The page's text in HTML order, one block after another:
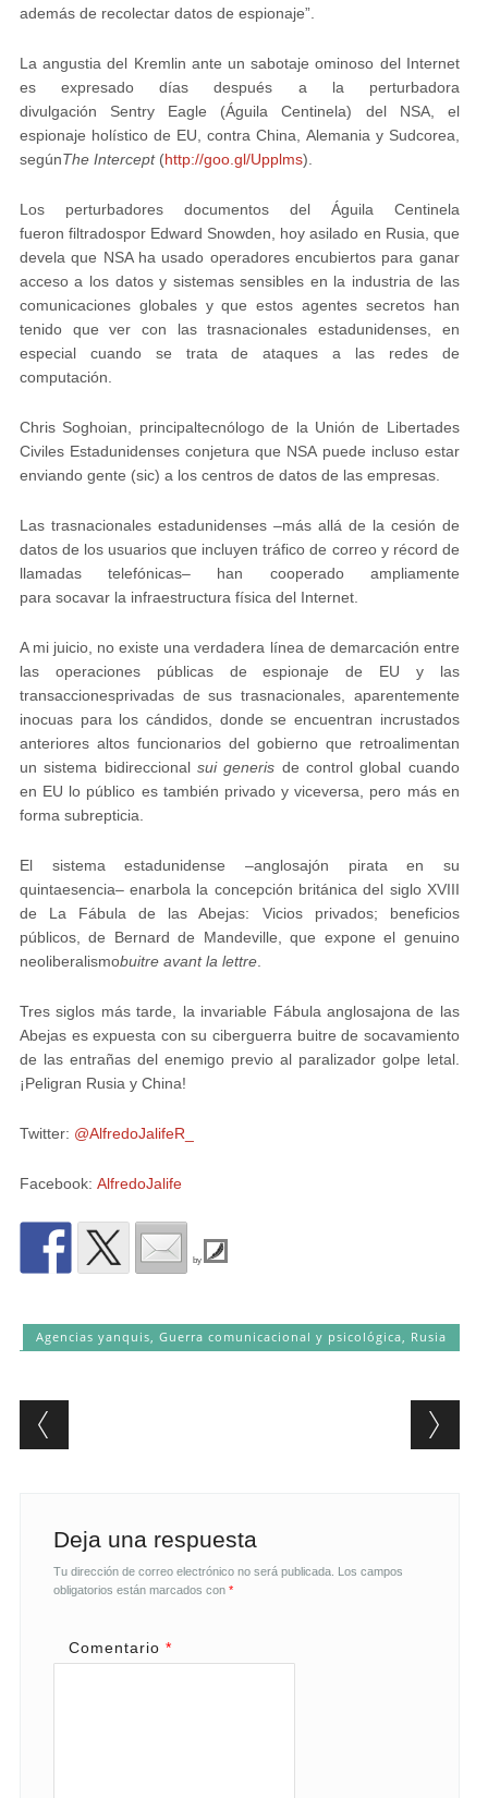
además de recolectar datos de espionaje”.
La angustia del Kremlin ante un sabotaje ominoso del Internet
es expresado días después a la perturbadora
divulgación Sentry Eagle (Águila Centinela) del NSA, el
espionaje holístico de EU, contra China, Alemania y Sudcorea,
segúnThe Intercept(http://goo.gl/Upplms).
Los perturbadores documentos del Águila Centinela
fueronfiltradospor Edward Snowden, hoy asilado en Rusia, que
devela que NSA ha usado operadoresencubiertos para ganar
acceso a los datos y sistemas sensibles en la industria de las
comunicaciones globales y que estos agentes secretos han
tenido que ver con las trasnacionales estadunidenses, en
especial cuando se trata de ataques a las redes de
computación.
Chris Soghoian, principaltecnólogode la Unión de Libertades
Civiles Estadunidenses conjetura que NSA puede incluso estar
enviando gente (sic) a los centros de datosde las empresas.
Las trasnacionales estadunidenses –más allá de la cesión de
datos de los usuarios que incluyen tráfico de correo y récord de
llamadas telefónicas– han cooperado ampliamente
para socavar la infraestructura física del Internet.
A mi juicio, no existe una verdadera línea de demarcación entre
las operaciones públicasde espionaje de EU y las
transaccionesprivadasde sus trasnacionales, aparentemente
inocuas para los cándidos, donde se encuentran incrustados
anteriores altos funcionarios del gobierno que retroalimentan
un sistema bidireccionalsui generis de control global cuando
en EU lo público es también privadoy viceversa, pero más en
forma subrepticia.
El sistema estadunidense –anglosajón pirata en su
quintaesencia– enarbola la concepción británica del siglo XVIII
de La Fábula de las Abejas: Vicios privados; beneficios
públicos, de Bernard de Mandeville, que expone el genuino
neoliberalismobuitre avant la lettre.
Tres siglos más tarde, la invariable Fábula anglosajona de las
Abejas es expuesta con su ciberguerra buitre de socavamiento
de las entrañas del enemigo previo al paralizador golpe letal.
¡Peligran Rusia y China!
Twitter: @AlfredoJalifeR_
Facebook: AlfredoJalife
by
Agencias yanquis, Guerra comunicacional y psicológica, Rusia
Post navigation
Deja una respuesta
Tu dirección de correo electrónico no será publicada.
Los campos
obligatorios están marcados con *
Comentario *